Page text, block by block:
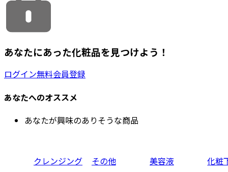
あなたにあった化粧品を見つけよう！
ログイン無料会員登録
あなたへのオススメ
あなたが興味のありそうな商品
クレンジング
その他
美容液
化粧